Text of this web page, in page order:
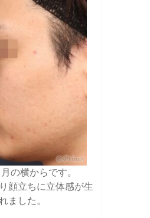
の横からです。
顔立ちに立体感が生
ました。